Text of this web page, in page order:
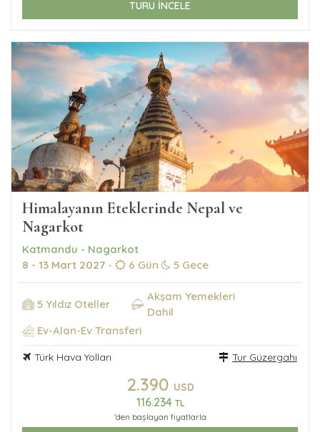
TURU İNCELE
Himalayanın Eteklerinde Nepal ve
Nagarkot
Katmandu - Nagarkot
8 - 13 Mart 2027 - 6 Gün 5 Gece
5 Yıldız Oteller
Akşam Yemekleri
Dahil
Ev-Alan-Ev Transferi
Türk Hava Yolları Tur Güzergahı
2.390 USD
116.234 TL
'den başlayan fiyatlarla